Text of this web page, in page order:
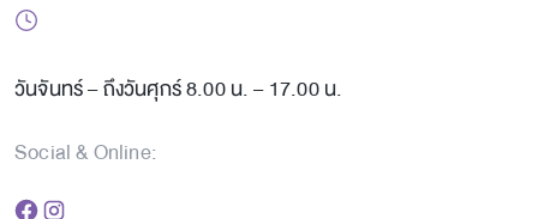
วันจันทร์ – ถึงวันศุกร์ 8.00 น. – 17.00 น.
Social & Online: